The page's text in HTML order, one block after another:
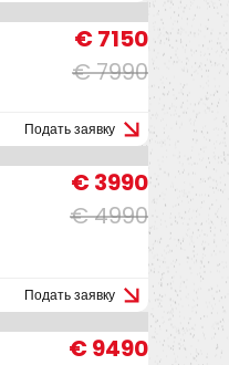
€ 7990
€ 7150
Подать заявку
€ 4990
€ 3990
Подать заявку
€ 9490